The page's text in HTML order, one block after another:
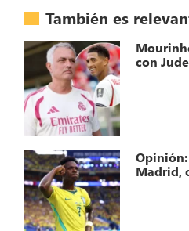
También es
con
Madrid,